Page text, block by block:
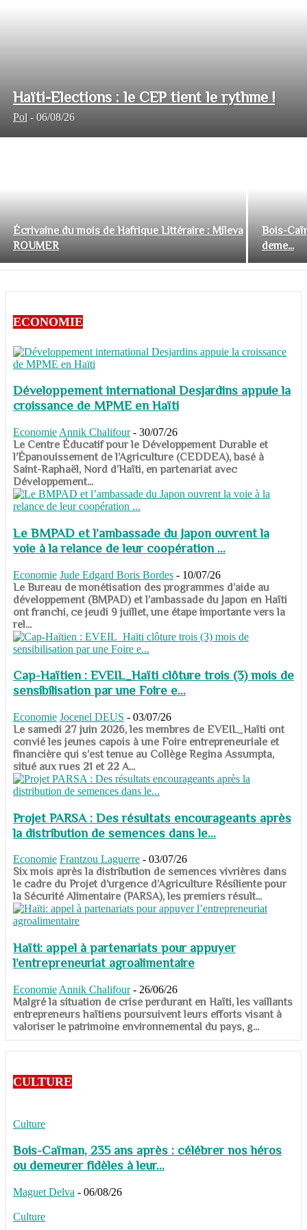
Haïti-Elections : le CEP tient le rythme !
Pol - 06/08/26
Écrivaine du mois de Hafrique Littéraire : Mileva
ROUMER
Bois-
deme...
ECONOMIE
Développement international Desjardins appuie la
croissance de MPME en Haïti
Economie Annik Chalifour - 30/07/26
​​​​​​​Le Centre Éducatif pour le Développement Durable et
l’Épanouissement de l’Agriculture (CEDDEA), basé à
Saint-Raphaël, Nord d’Haïti, en partenariat avec
Développement...
Le BMPAD et l’ambassade du Japon ouvrent la
voie à la relance de leur coopération ...
Economie Jude Edgard Boris Bordes - 10/07/26
​​​​​​​Le Bureau de monétisation des programmes d’aide au
développement (BMPAD) et l’ambassade du Japon en Haïti
ont franchi, ce jeudi 9 juillet, une étape importante vers la
rel...
Cap-Haïtien : EVEIL_Haïti clôture trois (3) mois de
sensibilisation par une Foire e...
Economie Jocenel DEUS - 03/07/26
Le samedi 27 juin 2026, les membres de EVEIL_Haïti ont
convié les jeunes capois à une Foire entrepreneuriale et
financière qui s’est tenue au Collège Regina Assumpta,
situé aux rues 21 et 22 A...
Projet PARSA : Des résultats encourageants après
la distribution de semences dans le...
Economie Frantzou Laguerre - 03/07/26
​​​​​​​Six mois après la distribution de semences vivrières dans
le cadre du Projet d’urgence d’Agriculture Résiliente pour
la Sécurité Alimentaire (PARSA), les premiers résult...
Haïti: appel à partenariats pour appuyer
l’entrepreneuriat agroalimentaire
Economie Annik Chalifour - 26/06/26
​​​​​​​Malgré la situation de crise perdurant en Haïti, les vaillants
entrepreneurs haïtiens poursuivent leurs efforts visant à
valoriser le patrimoine environnemental du pays, g...
CULTURE
Culture
Bois-Caïman, 235 ans après : célébrer nos héros
ou demeurer fidèles à leur...
Maguet Delva - 06/08/26
Culture